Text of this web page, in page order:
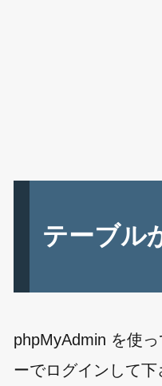
テーブル
phpMyAdmin を使
ーでログインして下